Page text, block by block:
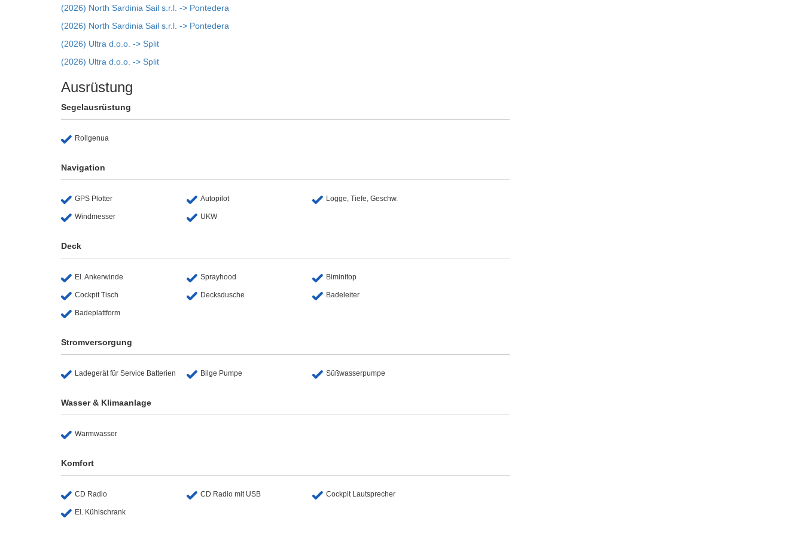
(2026) North Sardinia Sail s.r.l. -> Pontedera
(2026) North Sardinia Sail s.r.l. -> Pontedera
(2026) Ultra d.o.o. -> Split
(2026) Ultra d.o.o. -> Split
Ausrüstung
Segelausrüstung
Rollgenua
Navigation
GPS Plotter Autopilot Logge, Tiefe, Geschw.
Windmesser UKW
Deck
El. Ankerwinde Sprayhood Biminitop
Cockpit Tisch Decksdusche Badeleiter
Badeplattform
Stromversorgung
Ladegerät für Service Batterien Bilge Pumpe Süßwasserpumpe
Wasser & Klimaanlage
Warmwasser
Komfort
CD Radio CD Radio mit USB Cockpit Lautsprecher
El. Kühlschrank